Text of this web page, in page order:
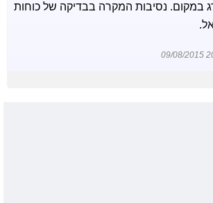
במקום. נסיבות המקרה בבדיקה של כוחות
09/08/2015